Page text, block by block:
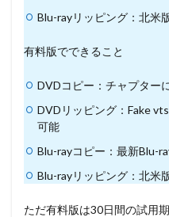
Blu-rayリッピング：北米
有料版でできること
DVDコピー：チャプター
DVDリッピング：Fake
可能
Blu-rayコピー：最新Blu-
Blu-rayリッピング：北米
ただ有料版は30日間の試用